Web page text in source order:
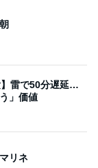
】雷で50分遅延…
」価値
リネ